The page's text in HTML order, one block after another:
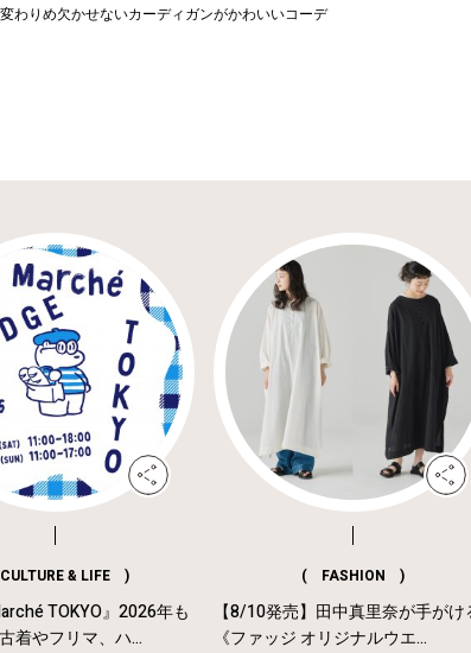
わりめ欠かせないカーディガンがかわいいコーデ
& LIFE )
TOKYO』2026年も
着やフリマ、ハ...
( FASHION )
【8/10発売】田中真里奈が手がけ
《ファッジ オリジナルウエ...